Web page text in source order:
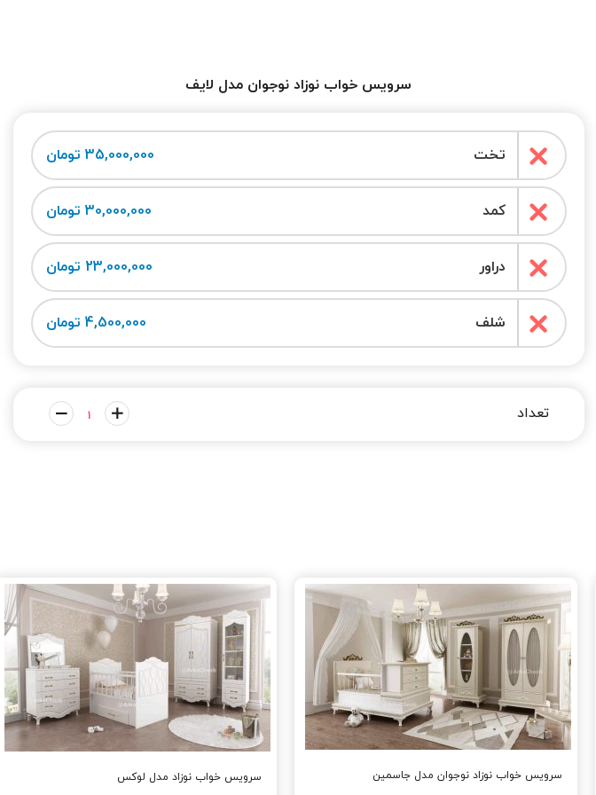
سرویس خواب نوزاد نوجوان مدل لایف
تخت 35,000,000 تومان
کمد 30,000,000 تومان
دراور 23,000,000 تومان
شلف 4,500,000 تومان
سرویس خواب نوزاد نوجوان مدل جاسمین سرویس خواب نوزاد مدل لوکس